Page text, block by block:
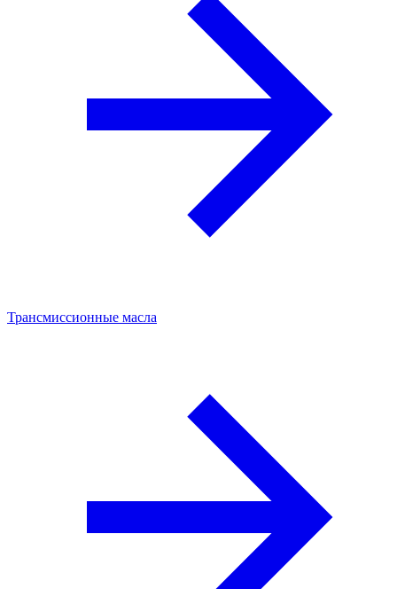
Трансмиссионные масла